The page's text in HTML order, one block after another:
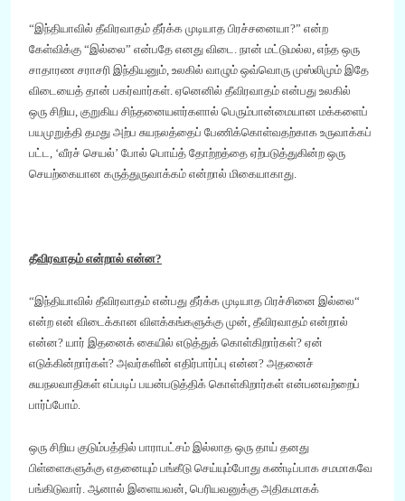
“இந்தியாவில் தீவிரவாதம் தீர்க்க முடியாத பிரச்சனையா?” என்ற
கேள்விக்கு “இல்லை” என்பதே எனது விடை. நான் மட்டுமல்ல எந்த ஒரு
சாதாரண சராசரி இந்தியனும் உலகில் வாழும் ஒவ்வொரு முஸ்லிமும் இதே
விடையைத் தான் பகர்வார்கள். ஏனெனில் தீவிரவாதம் என்பது உலகில்
ஒரு சிறிய குறுகிய சிந்தனையளர்களால் பெரும்பான்மையான மக்களைப்
பயமுறுத்தி தமது அற்ப சுயநலத்தைப் பேணிக்கொள்வதற்காக உருவாக்கப்
பட்ட, ‘வீரச் செயல்’ போல் பொய்த் தோற்றத்தை ஏற்படுத்துகின்ற ஒரு
செயற்கையான கருத்துருவாக்கம் என்றால் மிகையாகாது.
தீவிரவாதம் என்றால் என்ன?
“இந்தியாவில் தீவிரவாதம் என்பது தீர்க்க முடியாத பிரச்சினை இல்லை“
என்ற என் விடைக்கான விளக்கங்களுக்கு முன் தீவிரவாதம் என்றால்
என்ன? யார் இதனைக் கையில் எடுத்துக் கொள்கிறார்கள்? ஏன்
எடுக்கின்றார்கள்? அவர்களின் எதிர்பார்ப்பு என்ன? அதனைச்
சுயநலவாதிகள் எப்படிப் பயன்படுத்திக் கொள்கிறார்கள் என்பனவற்றைப்
பார்ப்போம்.
ஒரு சிறிய குடும்பத்தில் பாராபட்சம் இல்லாத ஒரு தாய் தனது
பிள்ளைகளுக்கு எதனையும் பங்கீடு செய்யும்போது கண்டிப்பாக சமமாகவே
பங்கிடுவார். ஆனால் இளையவன் பெரியவனுக்கு அதிகமாகக்